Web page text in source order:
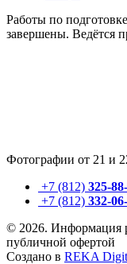
Работы по
завершены. Ведётся
Фотографии от 21 и
+7 (812) 325-
+7 (812) 332-
© 2026. Информация
публичной офертой
Создано в REKA